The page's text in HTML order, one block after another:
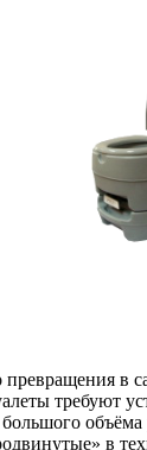
превращения в
требуют
объёма
в